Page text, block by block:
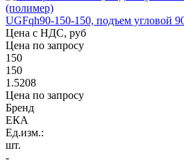
UGFqh90-150-150, подъем угловой
Цена с НДС, руб
Цена по запросу
150
150
1.5208
Цена по запросу
Бренд
ЕКА
Ед.изм.:
шт.
-